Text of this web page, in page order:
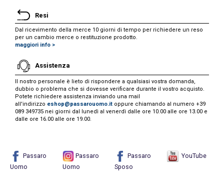
Resi
Dal ricevimento della merce 10 giorni di tempo per richiedere un reso
per un cambio merce o restituzione prodotto.
maggiori info >
Assistenza
Il nostro personale è lieto di rispondere a qualsiasi vostra domanda,
dubbio o problema che si dovesse verificare durante il vostro acquisto.
Potete richiedere assistenza inviando una mail
all'indirizzo eshop@passarouomo.it oppure chiamando al numero +39
089 349735 nei giorni dal lunedì al venerdì dalle ore 10.00 alle ore 13.00 e
dalle ore 16.00 alle ore 19.00.
Passaro
Uomo
Passaro
Uomo
Passaro
Sposo
YouTube